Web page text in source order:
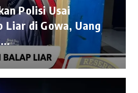
Polisi Usai
Liar di Gowa, Uang